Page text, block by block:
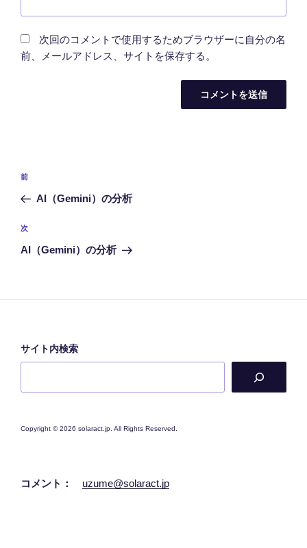
次回のコメントで使用するためブラウザーに自分の名
前、メールアドレス、サイトを保存する。
投
ナ
ビ
ゲ
ョ
前
の
稿
前
AI（Gemini）の分析
次
の
次
AI（Gemini）の分析
サイト内検索
Copyright © 2026 solaract.jp. All Rights Reserved.
コメント： uzume@solaract.jp